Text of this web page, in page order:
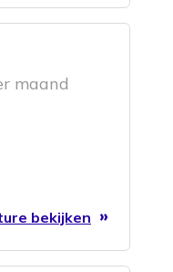
maand
bekijken